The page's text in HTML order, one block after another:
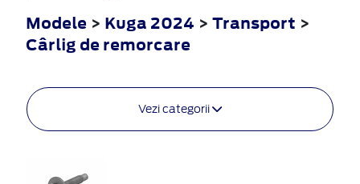
Modele > Kuga 2024 > Transport >
Cârlig de remorcare
Vezi categorii